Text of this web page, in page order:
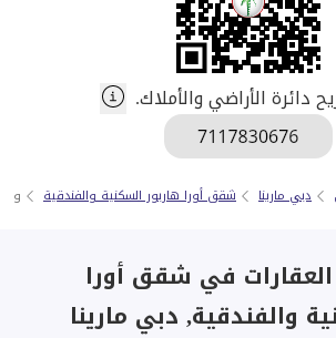
دائرة الأراضي والأملاك.
دبي مارينا شقق أورا هاربور السكنية والفندقية
في شقق أورا
والفندقية, دبي مارينا